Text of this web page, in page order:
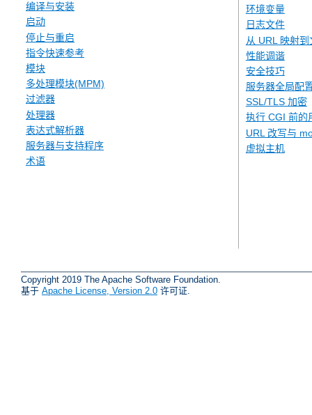
编译与安装
启动
停止与重启
指令快速参考
模块
多处理模块(MPM)
过滤器
处理器
表达式解析器
服务器与支持程序
术语
环境变量
日志文件
从 URL 映射
性能调谐
安全技巧
服务器全局配
SSL/TLS 加密
执行 CGI 前的
URL 改写与
虚拟主机
Copyright 2019 The Apache Software Foundation.
基于 Apache License, Version 2.0 许可证.